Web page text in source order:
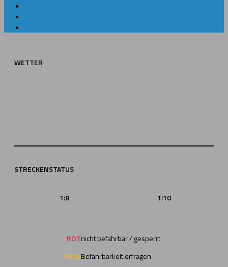
WETTER
STRECKENSTATUS
1:8 1:10
ROT
GELB
nicht befahrbar / gesperrt
Befahrbarkeit erfragen